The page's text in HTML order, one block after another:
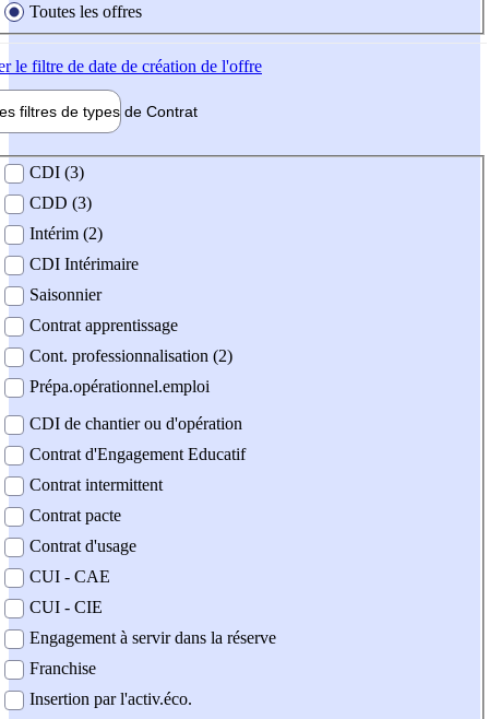
Toutes les offres
le filtre de date de création de l'offre
filtres de types de Contrat
contrat
CDI (3)
CDD (3)
Intérim (2)
CDI Intérimaire
Saisonnier
Contrat apprentissage
Cont. professionnalisation (2)
Prépa.opérationnel.emploi
CDI de chantier ou d'opération
Contrat d'Engagement Educatif
Contrat intermittent
Contrat pacte
Contrat d'usage
CUI - CAE
CUI - CIE
Engagement à servir dans la réserve
Franchise
Insertion par l'activ.éco.